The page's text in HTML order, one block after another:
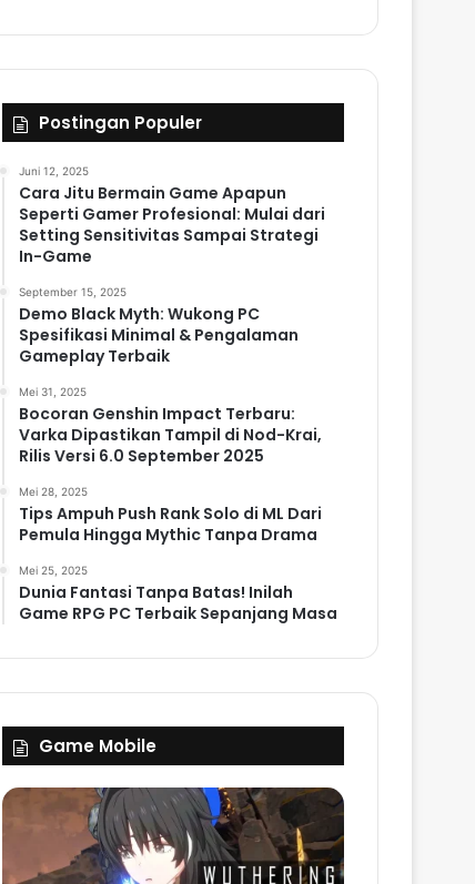
Postingan Populer
Juni 12, 2025
Cara Jitu Bermain Game Apapun
Seperti Gamer Profesional: Mulai dari
Setting Sensitivitas Sampai Strategi
In-Game
September 15, 2025
Demo Black Myth: Wukong PC
Spesifikasi Minimal & Pengalaman
Gameplay Terbaik
Mei 31, 2025
Bocoran Genshin Impact Terbaru:
Varka Dipastikan Tampil di Nod-Krai,
Rilis Versi 6.0 September 2025
Mei 28, 2025
Tips Ampuh Push Rank Solo di ML Dari
Pemula Hingga Mythic Tanpa Drama
Mei 25, 2025
Dunia Fantasi Tanpa Batas! Inilah
Game RPG PC Terbaik Sepanjang Masa
Game Mobile